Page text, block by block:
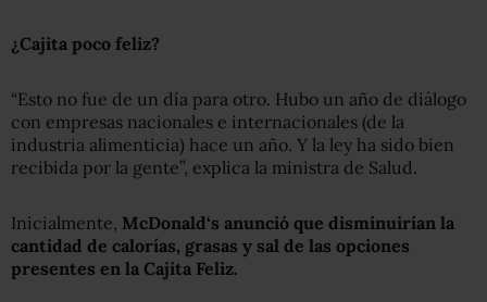
¿ Cajita poco feliz?
“Esto no fue de un día para otro. Hubo un año de diálogo
con empresas nacionales e internacionales (de la
industria alimenticia) hace un año. Y la ley ha sido bien
recibida por la gente”, explica la ministra de Salud.
Inicialmente, McDonald‘s anunció que disminuirían la
cantidad de calorías, grasas y sal de las opciones
presentes en la Cajita Feliz.